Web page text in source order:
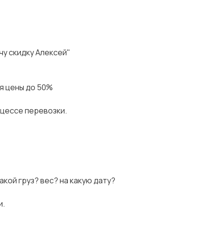
скидку Алексей"
цены до 50%
перевозки.
груз? вес? на какую дату?